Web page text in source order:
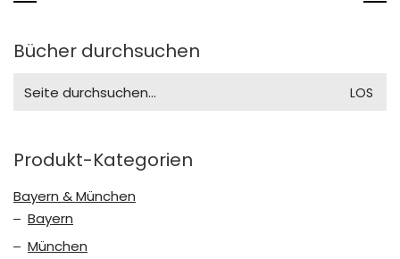
Bücher durchsuchen
for:
Produkt-Kategorien
Bayern & München
Bayern
München